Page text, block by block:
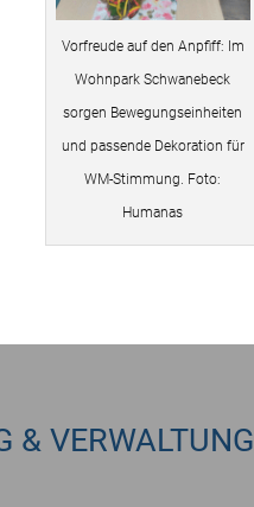
Vorfreude auf den Anpfiff: Im
Wohnpark Schwanebeck
sorgen Bewegungseinheiten
und passende Dekoration für
WM-Stimmung. Foto:
Humanas
& VERWALTUNG